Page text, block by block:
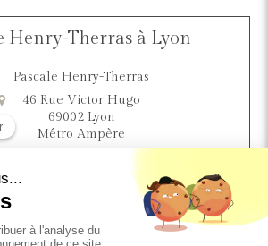
Henry-Therras à Lyon
Pascale Henry-Therras
46 Rue Victor Hugo
69002 Lyon
Métro Ampère